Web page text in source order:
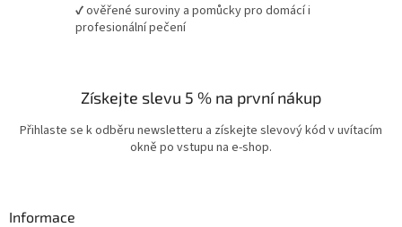
✔ ověřené suroviny a pomůcky pro domácí i
profesionální pečení
Získejte slevu 5 % na první nákup
Přihlaste se k odběru newsletteru a získejte slevový kód v uvítacím
okně po vstupu na e-shop.
Informace